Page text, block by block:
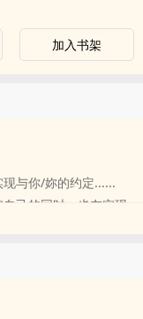
加入书架
与你/妳的约定......
己的同时，也在实现
就像是晨间里的一道